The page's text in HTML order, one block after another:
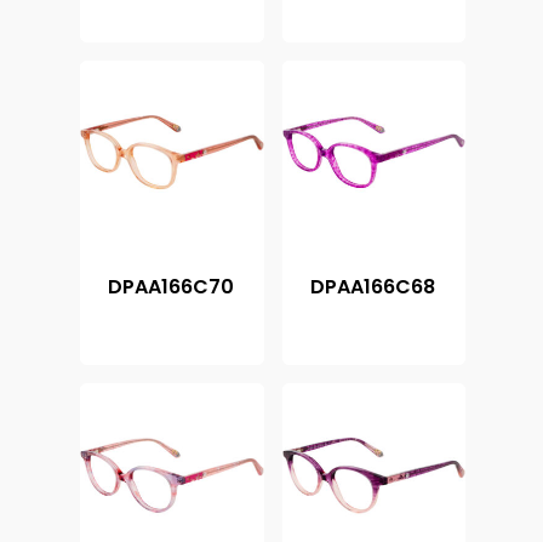
DPAA166C68
DPAA166C70